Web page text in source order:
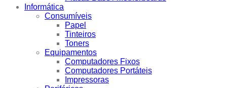
Informática
Consumíveis
Papel
Tinteiros
Toners
Equipamentos
Computadores Fixos
Computadores Portáteis
Impressoras